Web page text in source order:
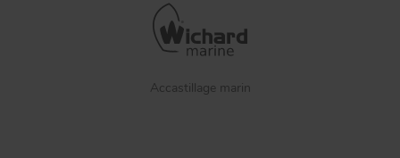
Accastillage marin